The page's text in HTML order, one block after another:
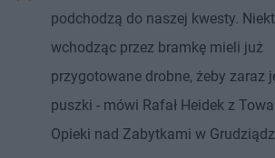
podchodzą do naszej kwesty.
wchodząc przez bramkę mieli już
przygotowane drobne, żeby zaraz
puszki - mówi Rafał Heidek z
Opieki nad Zabytkami w